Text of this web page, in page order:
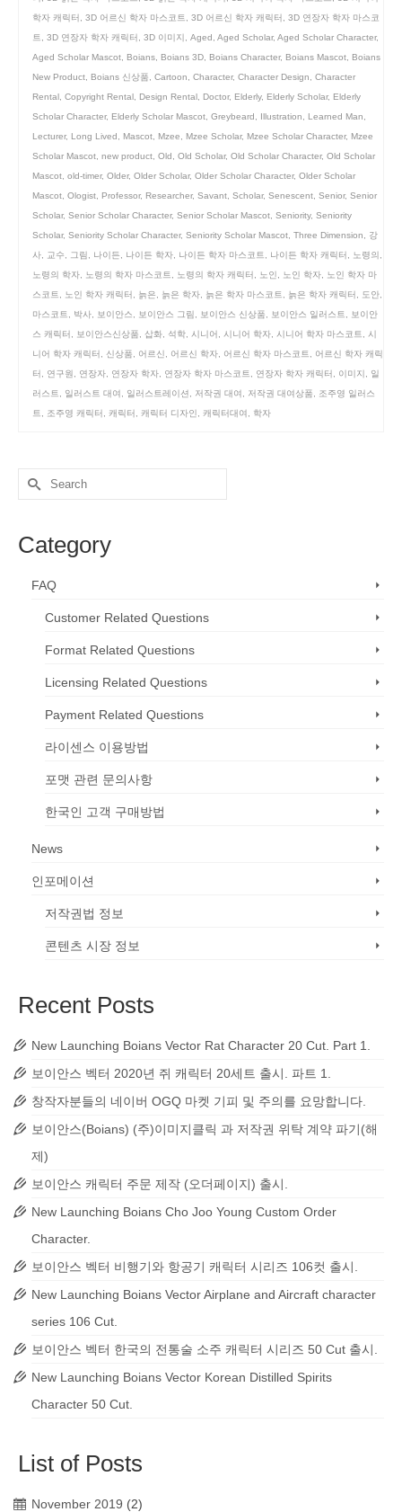
학자 캐릭터
3D 어르신 학자 마스코트 3D 어르신 학자 캐릭터
3D 연장자 학자 마스코
트
3D 연장자 학자 캐릭터 3D 이미지 Aged Aged Scholar, Aged Scholar Character,
Aged Scholar Mascot
Boians Boians 3D Boians Character, Boians Mascot
Boians
New Product
Boians 신상품 Cartoon Character, Character Design
Character
Rental Copyright Rental Design Rental Doctor, Elderly, Elderly Scholar, Elderly
Scholar Character, Elderly Scholar Mascot Greybeard Illustration Learned Man
Lecturer, Long Lived Mascot Mzee Mzee Scholar, Mzee Scholar Character, Mzee
Scholar Mascot new product Old Old Scholar, Old Scholar Character, Old Scholar
Mascot old-timer, Older, Older Scholar, Older Scholar Character, Older Scholar
Mascot Ologist Professor, Researcher, Savant Scholar, Senescent Senior, Senior
Scholar, Senior Scholar Character, Senior Scholar Mascot Seniority, Seniority
Scholar, Seniority Scholar Character, Seniority Scholar Mascot Three Dimension
강
사
교수 그림 나이든 나이든 학자 나이든 학자 마스코트 나이든 학자 캐릭터 노령의
노령의 학자
노령의 학자 마스코트 노령의 학자 캐릭터 노인 노인 학자
노인 학자 마
스코트
노인 학자 캐릭터 늙은 늙은 학자 늙은 학자 마스코트 늙은 학자 캐릭터 도안
마스코트
박사 보이안스 보이안스 그림 보이안스 신상품 보이안스 일러스트
보이안
스 캐릭터
보이안스신상품 삽화 석학 시니어 시니어 학자 시니어 학자 마스코트
시
니어 학자 캐릭터
신상품 어르신 어르신 학자 어르신 학자 마스코트
어르신 학자 캐릭
터
연구원 연장자 연장자 학자 연장자 학자 마스코트 연장자 학자 캐릭터 이미지
일
러스트
일러스트 대여 일러스트레이션 저작권 대여 저작권 대여상품
조주영 일러스
트
조주영 캐릭터 캐릭터 캐릭터 디자인 캐릭터대여 학자
Search
for:
Category
FAQ
Customer Related Questions
Format Related Questions
Licensing Related Questions
Payment Related Questions
라이센스 이용방법
포맷 관련 문의사항
한국인 고객 구매방법
News
인포메이션
저작권법 정보
콘텐츠 시장 정보
Recent Posts
New Launching Boians Vector Rat Character 20 Cut. Part 1.
보이안스 벡터 2020년 쥐 캐릭터 20세트 출시. 파트 1.
창작자분들의 네이버 OGQ 마켓 기피 및 주의를 요망합니다.
보이안스(Boians) (주)이미지클릭 과 저작권 위탁 계약 파기(해
제)
보이안스 캐릭터 주문 제작 (오더페이지) 출시.
New Launching Boians Cho Joo Young Custom Order
Character.
보이안스 벡터 비행기와 항공기 캐릭터 시리즈 106컷 출시.
New Launching Boians Vector Airplane and Aircraft character
series 106 Cut.
보이안스 벡터 한국의 전통술 소주 캐릭터 시리즈 50 Cut 출시.
New Launching Boians Vector Korean Distilled Spirits
Character 50 Cut.
List of Posts
November 2019 (2)